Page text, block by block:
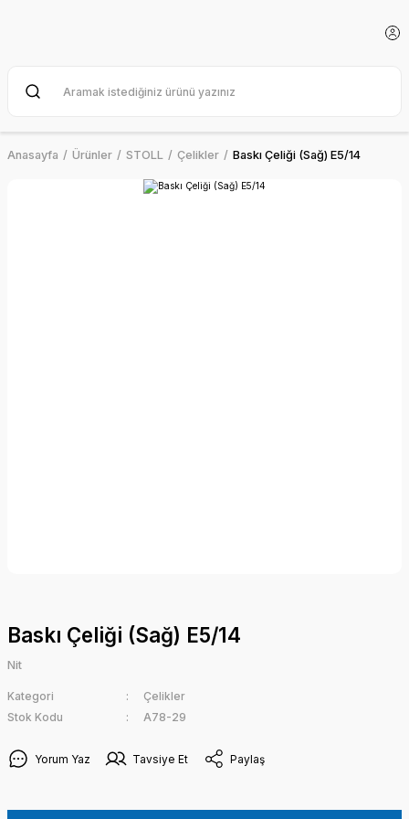
Anasayfa Ürünler STOLL Çelikler Baskı Çeliği (Sağ) E5/14
Baskı Çeliği (Sağ) E5/14
Nit
Kategori
Çelikler
Stok Kodu
A78-29
Yorum Yaz Tavsiye Et Paylaş